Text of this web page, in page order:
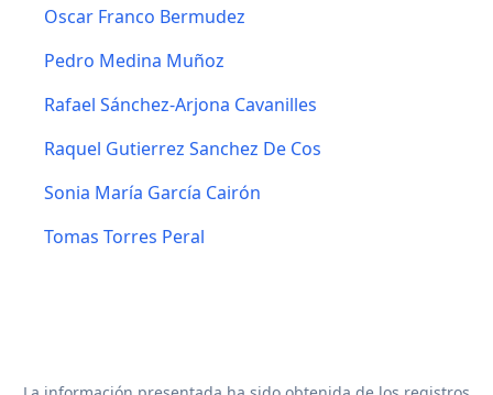
Oscar Franco Bermudez
Pedro Medina Muñoz
Rafael Sánchez-Arjona Cavanilles
Raquel Gutierrez Sanchez De Cos
Sonia María García Cairón
Tomas Torres Peral